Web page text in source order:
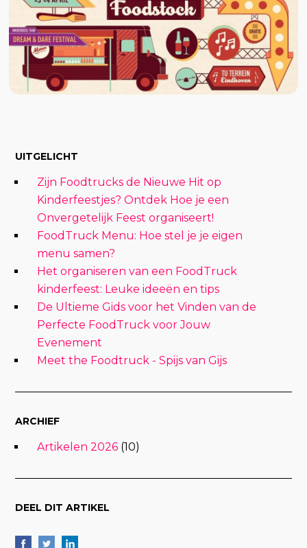
UITGELICHT
Zijn Foodtrucks de Nieuwe Hit op
Kinderfeestjes? Ontdek Hoe je een
Onvergetelijk Feest organiseert!
FoodTruck Menu: Hoe stel je je eigen
menu samen?
Het organiseren van een FoodTruck
kinderfeest: Leuke ideeën en tips
De Ultieme Gids voor het Vinden van de
Perfecte FoodTruck voor Jouw
Evenement
Meet the Foodtruck - Spijs van Gijs
ARCHIEF
Artikelen 2026 (10)
DEEL DIT ARTIKEL